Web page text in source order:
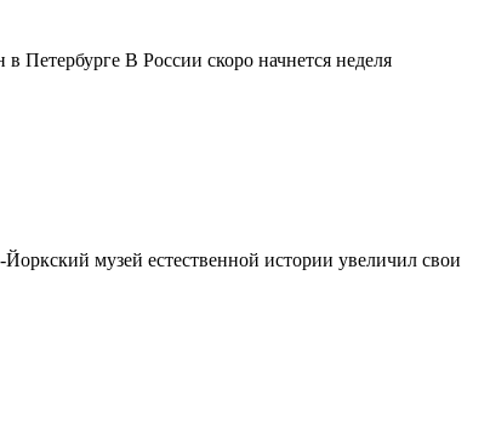
Петербурге В России скоро начнется неделя
музей естественной истории увеличил свои